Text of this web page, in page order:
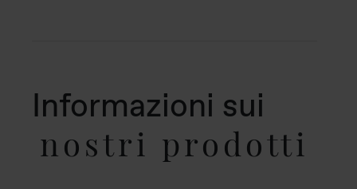
Informazioni sui
nostri prodotti